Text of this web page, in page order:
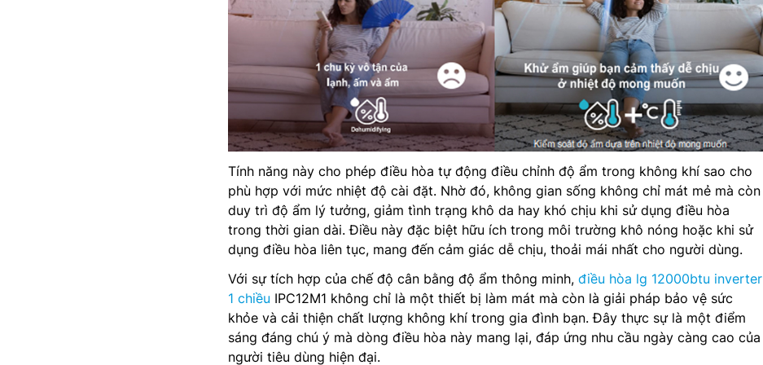
Tính năng này cho phép điều hòa tự động điều chỉnh độ ẩm trong không khí sao cho
phù hợp với mức nhiệt độ cài đặt. Nhờ đó, không gian sống không chỉ mát mẻ mà còn
duy trì độ ẩm lý tưởng, giảm tình trạng khô da hay khó chịu khi sử dụng điều hòa
trong thời gian dài. Điều này đặc biệt hữu ích trong môi trường khô nóng hoặc khi sử
dụng điều hòa liên tục, mang đến cảm giác dễ chịu, thoải mái nhất cho người dùng.
Với sự tích hợp của chế độ cân bằng độ ẩm thông minh, điều hòa lg 12000btu inverter
1 chiều IPC12M1 không chỉ là một thiết bị làm mát mà còn là giải pháp bảo vệ sức
khỏe và cải thiện chất lượng không khí trong gia đình bạn. Đây thực sự là một điểm
sáng đáng chú ý mà dòng điều hòa này mang lại, đáp ứng nhu cầu ngày càng cao của
người tiêu dùng hiện đại.